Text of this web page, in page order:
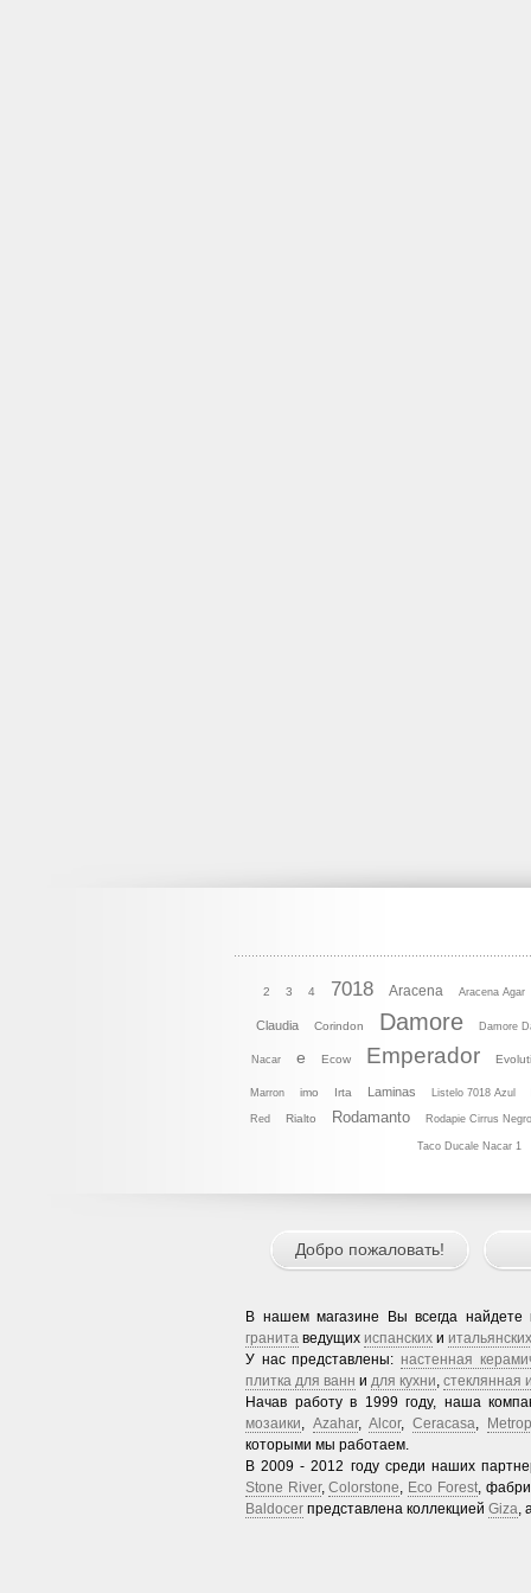
2 3 4 7018 Aracena Aracena Agar
Claudia Corindon Damore Damore
Nacar e Ecow Emperador
Marron imo Irta Laminas Listelo 7018 Azul
Red Rialto Rodamanto Rodapie Cirrus Negro
Taco Ducale Nacar 1
Добро пожаловать!
В нашем магазине Вы всегда найдете
гранита ведущих испанских и итальянских
У нас представлены: настенная
плитка для ванн и для кухни, стеклянная
Начав работу в 1999 году, наша
мозаики, Azahar, Alcor, Ceracasa,
которыми мы работаем.
В 2009 - 2012 году среди наших
Stone River,Colorstone, Eco Forest,
Baldocer представлена коллекцией Giza,